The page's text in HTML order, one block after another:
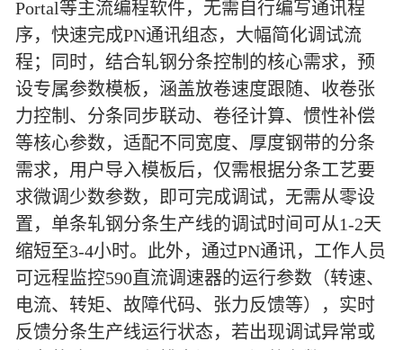
Portal等主流编程软件，无需自行编写通讯程
序，快速完成PN通讯组态，大幅简化调试流
程；同时，结合轧钢分条控制的核心需求，预
设专属参数模板，涵盖放卷速度跟随、收卷张
力控制、分条同步联动、卷径计算、惯性补偿
等核心参数，适配不同宽度、厚度钢带的分条
需求，用户导入模板后，仅需根据分条工艺要
求微调少数参数，即可完成调试，无需从零设
置，单条轧钢分条生产线的调试时间可从1-2天
缩短至3-4小时。此外，通过PN通讯，工作人员
可远程监控590直流调速器的运行参数（转速、
电流、转矩、故障代码、张力反馈等），实时
反馈分条生产线运行状态，若出现调试异常或